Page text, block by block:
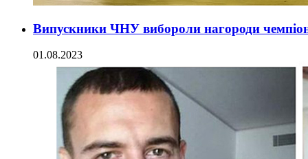
Випускники ЧНУ вибороли нагороди
01.08.2023